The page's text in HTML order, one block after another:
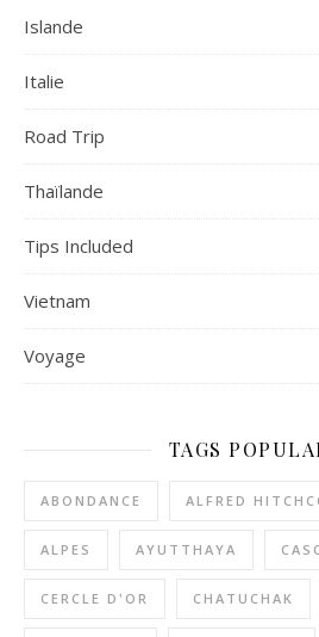
Islande
Italie
Road Trip
Thaïlande
Tips Included
Vietnam
Voyage
TAGS
ABONDANCE ALFRED
ALPES AYUTTHAYA
CERCLE D'OR CHATUCHAK